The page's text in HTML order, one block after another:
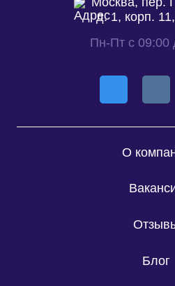
д. 1, корп.
Пн-Пт с 09:00
О
Блог